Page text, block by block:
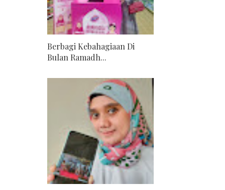
Berbagi Kebahagiaan Di
Bulan Ramadh...